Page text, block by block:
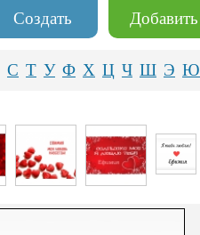
Добавить
Создать
С Т У Ф Х Ц Ч Ш Э Ю